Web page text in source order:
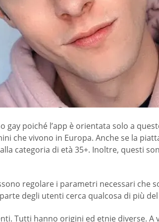
poiché l’app è orientata solo a
che vivono in Europa. Anche se la
categoria di età 35+. Inoltre, questi
regolare i parametri necessari che
degli utenti cerca qualcosa di più
Tutti hanno origini ed etnie diverse.